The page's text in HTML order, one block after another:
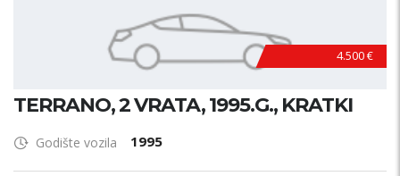
4.500 €
TERRANO, 2 VRATA, 1995.G., KRATKI
Godište vozila 1995